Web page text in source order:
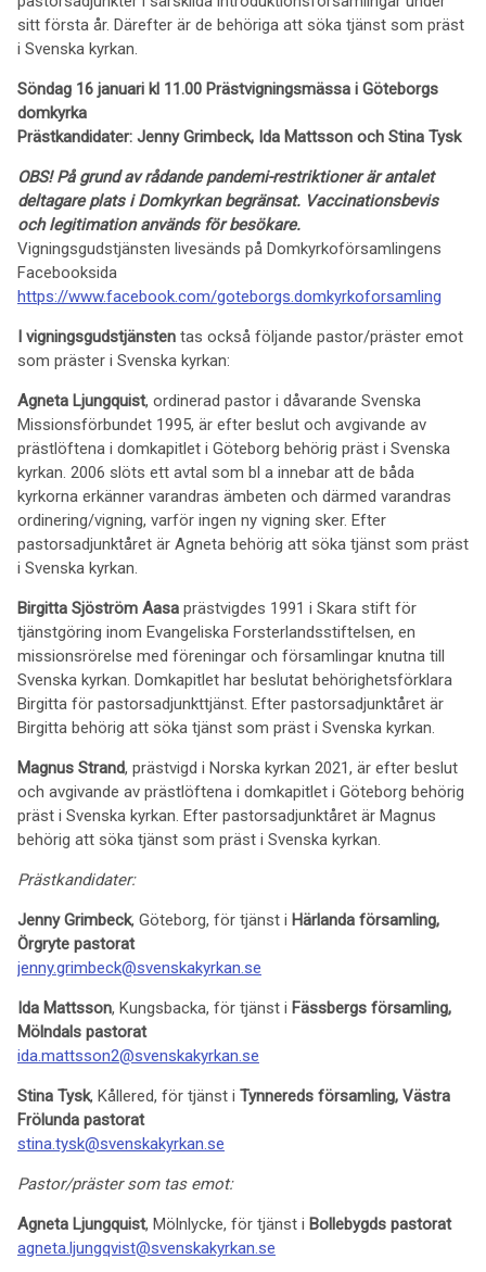
sitt första år. Därefter är de behöriga att söka tjänst som präst
i Svenska kyrkan.
Söndag 16 januari kl 11.00 Prästvigningsmässa i Göteborgs
domkyrka
Prästkandidater: Jenny Grimbeck, Ida Mattsson och Stina Tysk
OBS!På grund av rådande pandemi-restriktioner är antalet
deltagare plats i Domkyrkan begränsat. Vaccinationsbevis
och legitimation används för besökare.
Vigningsgudstjänsten livesänds på Domkyrkoförsamlingens
Facebooksida
https://www.facebook.com/goteborgs.domkyrkoforsamling
I vigningsgudstjänsten tas också följande pastor/präster emot
som präster i Svenska kyrkan:
Agneta Ljungquist, ordinerad pastor i dåvarande Svenska
Missionsförbundet 1995, är efter beslut och avgivande av
prästlöftena i domkapitlet i Göteborg behörig präst i Svenska
kyrkan. 2006 slöts ett avtal som bl a innebar att de båda
kyrkorna erkänner varandras ämbeten och därmed varandras
ordinering/vigning, varför ingen ny vigning sker. Efter
pastorsadjunktåret är Agneta behörig att söka tjänst som präst
i Svenska kyrkan.
Birgitta Sjöström Aasa prästvigdes 1991 i Skara stift för
tjänstgöring inom Evangeliska Forsterlandsstiftelsen, en
missionsrörelse med föreningar och församlingar knutna till
Svenska kyrkan. Domkapitlet har beslutat behörighetsförklara
Birgitta för pastorsadjunkttjänst. Efter pastorsadjunktåret är
Birgitta behörig att söka tjänst som präst i Svenska kyrkan.
Magnus Strand, prästvigd i Norska kyrkan 2021, är efter beslut
och avgivande av prästlöftena i domkapitlet i Göteborg behörig
präst i Svenska kyrkan. Efter pastorsadjunktåret är Magnus
behörig att söka tjänst som präst i Svenska kyrkan.
Prästkandidater:
Jenny Grimbeck, Göteborg, för tjänst i Härlanda församling,
Örgryte pastorat
jenny.grimbeck@svenskakyrkan.se
Ida Mattsson, Kungsbacka, för tjänst i Fässbergs församling,
Mölndals pastorat
ida.mattsson2@svenskakyrkan.se
Stina Tysk, Kållered, för tjänst i Tynnereds församling, Västra
Frölunda pastorat
stina.tysk@svenskakyrkan.se
Pastor/präster som tas emot:
Agneta Ljungquist, Mölnlycke, för tjänst i Bollebygds pastorat
agneta.ljungqvist@svenskakyrkan.se